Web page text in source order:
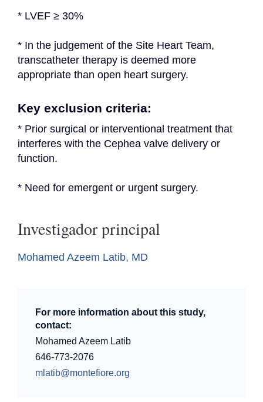
* LVEF ≥ 30%
* In the judgement of the Site Heart Team,
transcatheter therapy is deemed more
appropriate than open heart surgery.
Key exclusion criteria:
* Prior surgical or interventional treatment that
interferes with the Cephea valve delivery or
function.
* Need for emergent or urgent surgery.
Investigador principal
Mohamed Azeem Latib, MD
For more information about this study,
contact:
Mohamed Azeem Latib
646-773-2076
mlatib@montefiore.org